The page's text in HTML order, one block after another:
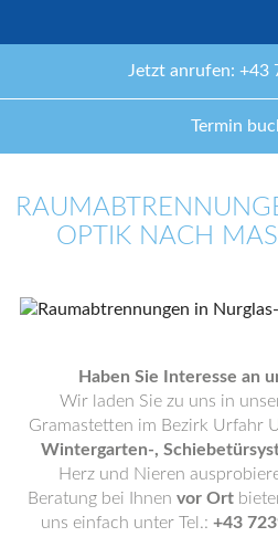
Jetzt anrufen: +43
Termin
OPTIK NACH
Haben Sie Interesse an
Wir laden Sie zu uns in
Gramastetten im Bezirk Urfahr
Wintergarten-,
Herz und Nieren
Beratung bei Ihnen vor Ort
uns einfach unter Tel.: +43